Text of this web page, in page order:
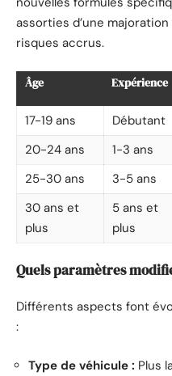
assorties d’une
risques accrus.
Âge Expérience
17-19 ans
Débutant
20-24 ans
1-3 ans
25-30 ans
3-5 ans
30 ans et
plus
5 ans et
plus
Quels paramètres
Différents aspects font
:
Type de véhicule : Plus